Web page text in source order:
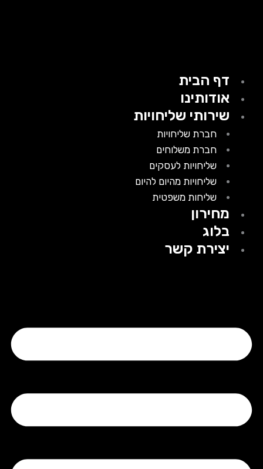
דף הבית
אודותינו
שירותי שליחויות
חברת שליחויות
חברת משלוחים
שליחויות לעסקים
שליחויות מהיום להיום
שליחות משפטית
מחירון
בלוג
יצירת קשר